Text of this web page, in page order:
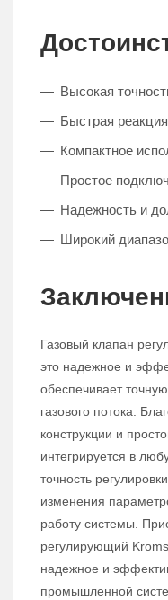
Высокая
Быстрая
Компактное
Простое
Надежность и
Широкий
Газовый клапан
это надежное и
обеспечивает
газового потока.
конструкции и
интегрируется в
точность
изменения
работу системы.
регулирующий
надежное и
промышленной